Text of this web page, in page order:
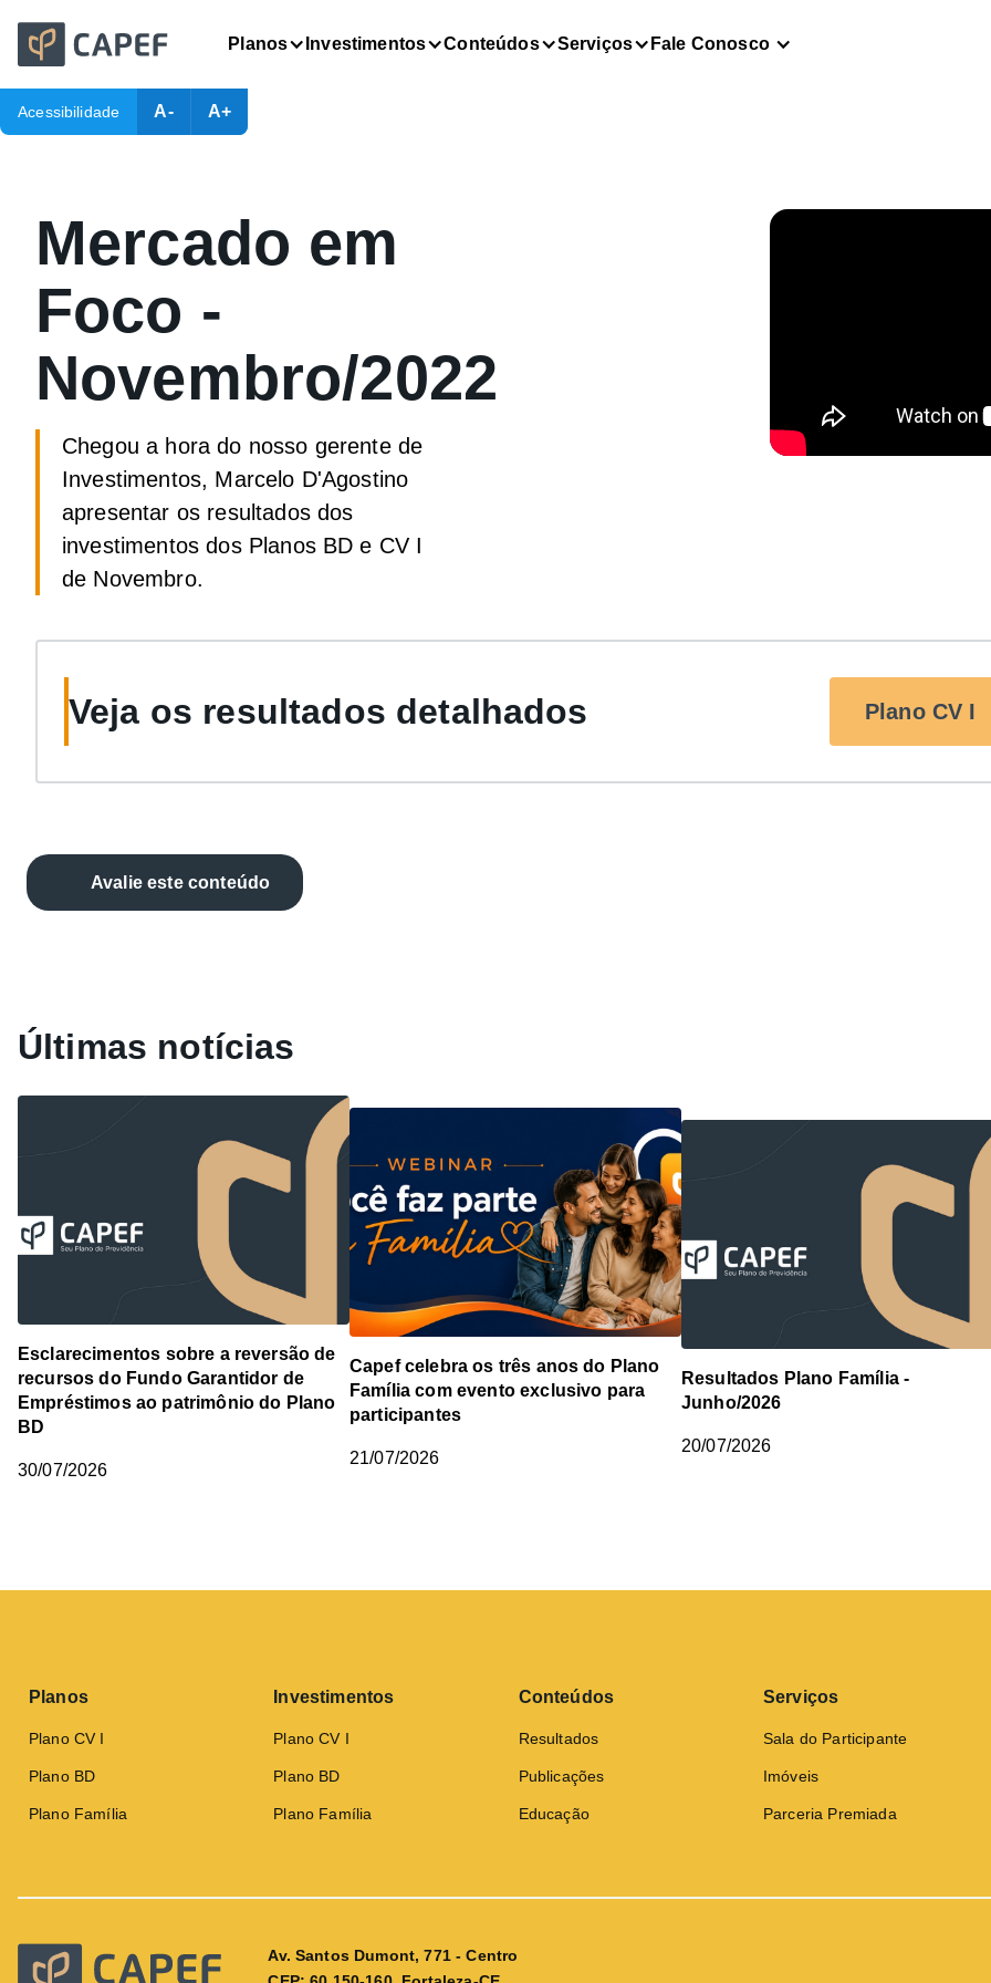
Planos Investimentos Conteúdos Serviços Fale Conosco
Acessibilidade A- A+
Mercado em
Foco -
Novembro/2022
Chegou a hora do nosso gerente de
Investimentos, Marcelo D'Agostino
apresentar os resultados dos
investimentos dos Planos BD e CV I
de Novembro.
Veja os resultados detalhados Plano CV I
Avalie este conteúdo
Últimas notícias
Esclarecimentos sobre a reversão de
recursos do Fundo Garantidor de
Empréstimos ao patrimônio do Plano
BD
30/07/2026
Capef celebra os três anos do Plano
Família com evento exclusivo para
participantes
21/07/2026
Resultados Plano Família -
Junho/2026
20/07/2026
Planos
Plano CV I
Plano BD
Plano Família
Investimentos
Plano CV I
Plano BD
Plano Família
Conteúdos
Resultados
Publicações
Educação
Serviços
Sala do Participante
Imóveis
Parceria Premiada
Av. Santos Dumont, 771 - Centro